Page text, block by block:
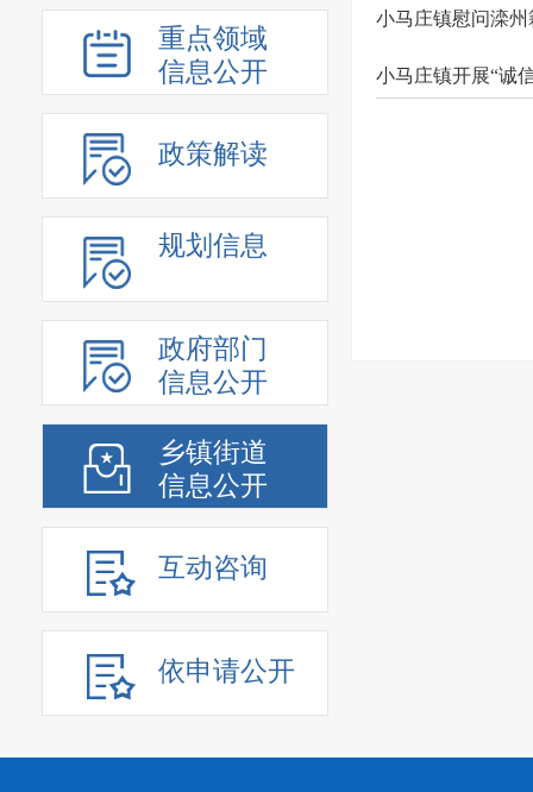
重点领域
信息公开
政策解读
规划信息
政府部门
信息公开
乡镇街道
信息公开
互动咨询
依申请公开
小马庄镇慰问滦
小马庄镇开展“诚